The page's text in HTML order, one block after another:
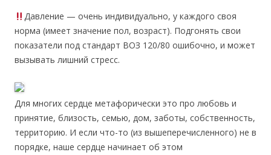
Давление — очень индивидуально, у каждого своя
норма (имеет значение пол, возраст). Подгонять свои
показатели под стандарт ВОЗ 120/80 ошибочно, и может
вызывать лишний стресс.
Для многих сердце метафорически это про любовь и
принятие, близость, семью, дом, заботы, собственность,
территорию. И если что-то (из вышеперечисленного) не в
порядке, наше сердце начинает об этом